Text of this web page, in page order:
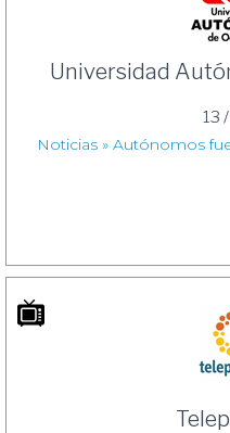
Universidad
13
Noticias » Autónomos